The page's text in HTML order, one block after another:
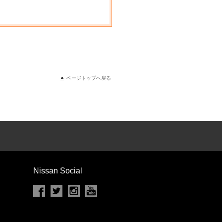
ページトップへ戻る
Nissan Social